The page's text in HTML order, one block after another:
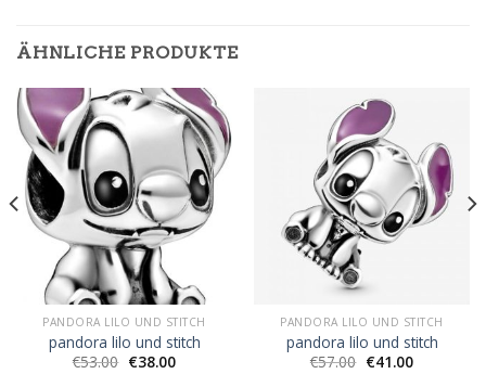
ÄHNLICHE PRODUKTE
PANDORA LILO UND STITCH
pandora lilo und stitch
€53.00 €38.00
PANDORA LILO UND STITCH
pandora lilo und stitch
€57.00 €41.00